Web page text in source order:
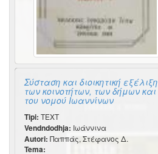
Σύσταση και διοικητική εξέλιξη
των κοινοτήτων, των δήμων και
του νομού Ιωαννίνων
Tipi: TEXT
Vendndodhja: Ιωάννινα
Autori: Παππάς, Στέφανος Δ.
Tema: